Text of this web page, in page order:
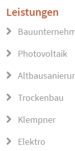
Leistungen
Photovoltaik
Trockenbau
Klempner
Elektro